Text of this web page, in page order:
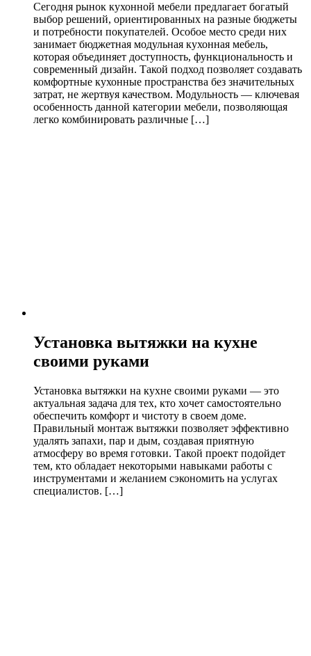
Сегодня рынок кухонной мебели предлагает богатый
выбор решений, ориентированных на разные бюджеты
и потребности покупателей. Особое место среди них
занимает бюджетная модульная кухонная мебель,
которая объединяет доступность, функциональность и
современный дизайн. Такой подход позволяет создавать
комфортные кухонные пространства без значительных
затрат, не жертвуя качеством. Модульность — ключевая
особенность данной категории мебели, позволяющая
легко комбинировать различные […]
Установка вытяжки на кухне
своими руками
Установка вытяжки на кухне своими руками — это
актуальная задача для тех, кто хочет самостоятельно
обеспечить комфорт и чистоту в своем доме.
Правильный монтаж вытяжки позволяет эффективно
удалять запахи, пар и дым, создавая приятную
атмосферу во время готовки. Такой проект подойдет
тем, кто обладает некоторыми навыками работы с
инструментами и желанием сэкономить на услугах
специалистов. […]